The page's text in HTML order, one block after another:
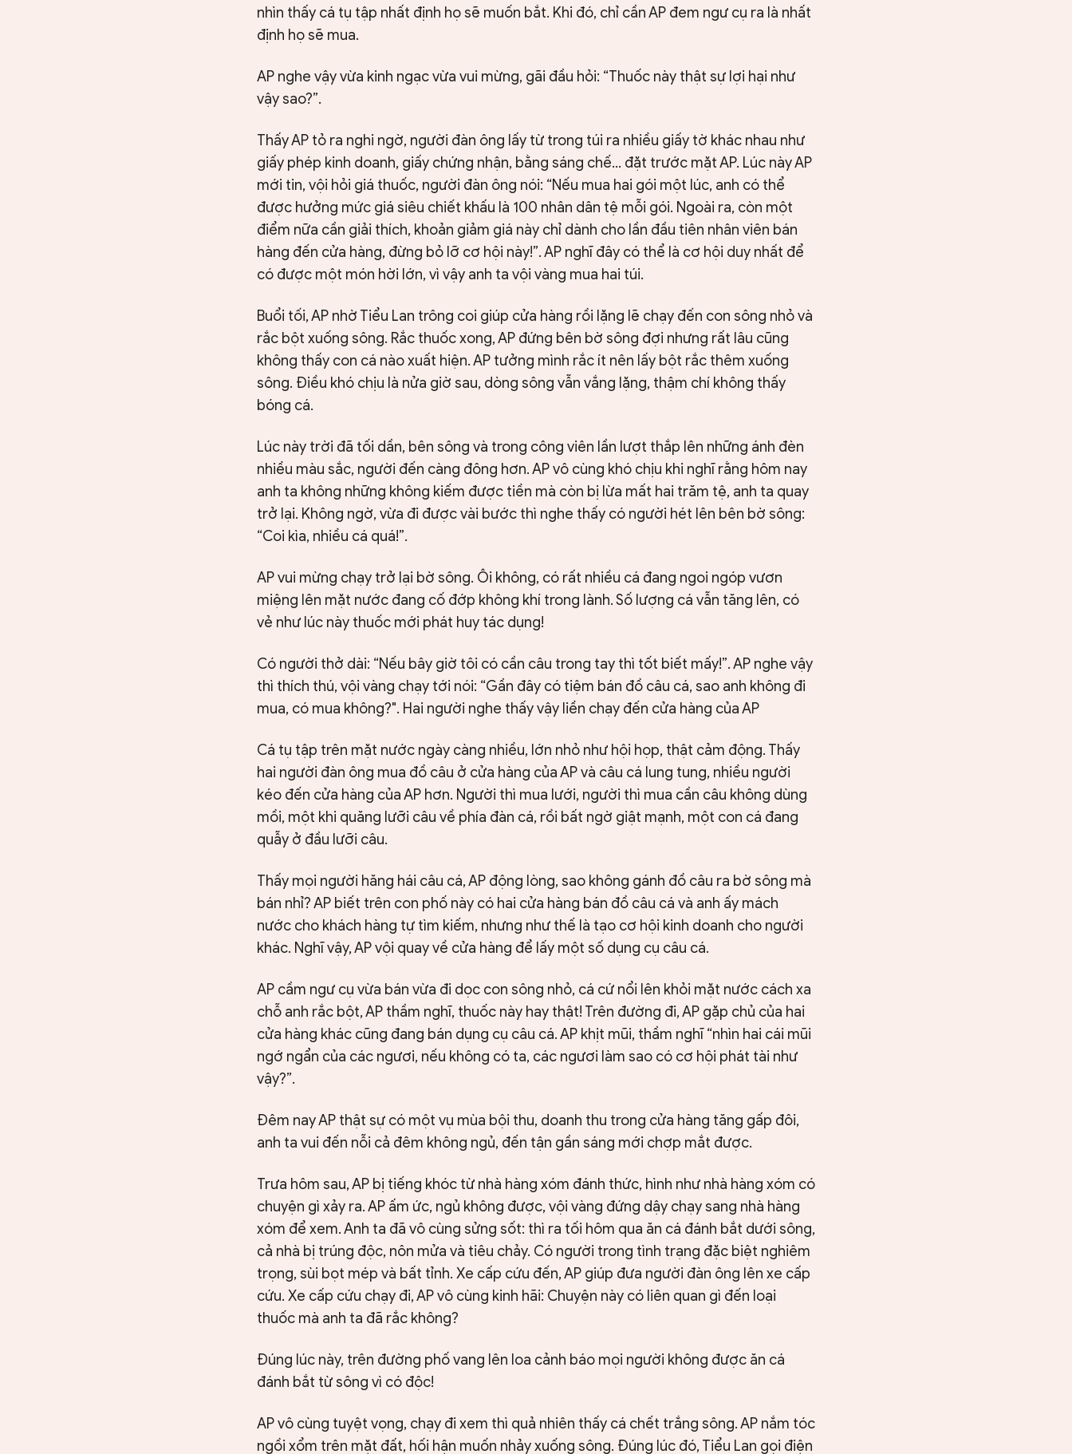
nhìn thấy cá tụ tập nhất định họ sẽ muốn bắt. Khi đó, chỉ cần AP đem ngư cụ ra là nhất
định họ sẽ mua.
AP nghe vậy vừa kinh ngạc vừa vui mừng, gãi đầu hỏi: “Thuốc này thật sự lợi hại như
vậy sao?”.
Thấy AP tỏ ra nghi ngờ, người đàn ông lấy từ trong túi ra nhiều giấy tờ khác nhau như
giấy phép kinh doanh, giấy chứng nhận, bằng sáng chế… đặt trước mặt AP. Lúc này AP
mới tin, vội hỏi giá thuốc, người đàn ông nói: “Nếu mua hai gói một lúc, anh có thể
được hưởng mức giá siêu chiết khấu là 100 nhân dân tệ mỗi gói. Ngoài ra, còn một
điểm nữa cần giải thích, khoản giảm giá này chỉ dành cho lần đầu tiên nhân viên bán
hàng đến cửa hàng, đừng bỏ lỡ cơ hội này!”. AP nghĩ đây có thể là cơ hội duy nhất để
có được một món hời lớn, vì vậy anh ta vội vàng mua hai túi.
Buổi tối, AP nhờ Tiểu Lan trông coi giúp cửa hàng rồi lặng lẽ chạy đến con sông nhỏ và
rắc bột xuống sông. Rắc thuốc xong, AP đứng bên bờ sông đợi nhưng rất lâu cũng
không thấy con cá nào xuất hiện. AP tưởng mình rắc ít nên lấy bột rắc thêm xuống
sông. Điều khó chịu là nửa giờ sau, dòng sông vẫn vắng lặng, thậm chí không thấy
bóng cá.
Lúc này trời đã tối dần, bên sông và trong công viên lần lượt thắp lên những ánh đèn
nhiều màu sắc, người đến càng đông hơn. AP vô cùng khó chịu khi nghĩ rằng hôm nay
anh ta không những không kiếm được tiền mà còn bị lừa mất hai trăm tệ, anh ta quay
trở lại. Không ngờ, vừa đi được vài bước thì nghe thấy có người hét lên bên bờ sông:
“Coi kìa, nhiều cá quá!”.
AP vui mừng chạy trở lại bờ sông. Ôi không, có rất nhiều cá đang ngoi ngóp vươn
miệng lên mặt nước đang cố đớp không khí trong lành. Số lượng cá vẫn tăng lên, có
vẻ như lúc này thuốc mới phát huy tác dụng!
Có người thở dài: “Nếu bây giờ tôi có cần câu trong tay thì tốt biết mấy!”. AP nghe vậy
thì thích thú, vội vàng chạy tới nói: “Gần đây có tiệm bán đồ câu cá, sao anh không đi
mua, có mua không?". Hai người nghe thấy vậy liền chạy đến cửa hàng của AP
Cá tụ tập trên mặt nước ngày càng nhiều, lớn nhỏ như hội họp, thật cảm động. Thấy
hai người đàn ông mua đồ câu ở cửa hàng của AP và câu cá lung tung, nhiều người
kéo đến cửa hàng của AP hơn. Người thì mua lưới, người thì mua cần câu không dùng
mồi, một khi quăng lưỡi câu về phía đàn cá, rồi bất ngờ giật mạnh, một con cá đang
quẫy ở đầu lưỡi câu.
Thấy mọi người hăng hái câu cá, AP động lòng, sao không gánh đồ câu ra bờ sông mà
bán nhỉ? AP biết trên con phố này có hai cửa hàng bán đồ câu cá và anh ấy mách
nước cho khách hàng tự tìm kiếm, nhưng như thế là tạo cơ hội kinh doanh cho người
khác. Nghĩ vậy, AP vội quay về cửa hàng để lấy một số dụng cụ câu cá.
AP cầm ngư cụ vừa bán vừa đi dọc con sông nhỏ, cá cứ nổi lên khỏi mặt nước cách xa
chỗ anh rắc bột, AP thầm nghĩ, thuốc này hay thật! Trên đường đi, AP gặp chủ của hai
cửa hàng khác cũng đang bán dụng cụ câu cá. AP khịt mũi, thầm nghĩ “nhìn hai cái mũi
ngớ ngẩn của các ngươi, nếu không có ta, các ngươi làm sao có cơ hội phát tài như
vậy?”.
Đêm nay AP thật sự có một vụ mùa bội thu, doanh thu trong cửa hàng tăng gấp đôi,
anh ta vui đến nỗi cả đêm không ngủ, đến tận gần sáng mới chợp mắt được.
Trưa hôm sau, AP bị tiếng khóc từ nhà hàng xóm đánh thức, hình như nhà hàng xóm có
chuyện gì xảy ra. AP ấm ức, ngủ không được, vội vàng đứng dậy chạy sang nhà hàng
xóm để xem. Anh ta đã vô cùng sửng sốt: thì ra tối hôm qua ăn cá đánh bắt dưới sông,
cả nhà bị trúng độc, nôn mửa và tiêu chảy. Có người trong tình trạng đặc biệt nghiêm
trọng, sùi bọt mép và bất tỉnh. Xe cấp cứu đến, AP giúp đưa người đàn ông lên xe cấp
cứu. Xe cấp cứu chạy đi, AP vô cùng kinh hãi: Chuyện này có liên quan gì đến loại
thuốc mà anh ta đã rắc không?
Đúng lúc này, trên đường phố vang lên loa cảnh báo mọi người không được ăn cá
đánh bắt từ sông vì có độc!
AP vô cùng tuyệt vọng, chạy đi xem thì quả nhiên thấy cá chết trắng sông. AP nắm tóc
ngồi xổm trên mặt đất, hối hận muốn nhảy xuống sông. Đúng lúc đó, Tiểu Lan gọi điện